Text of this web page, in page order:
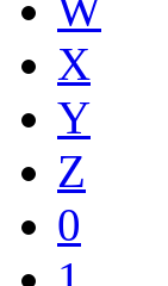
X
Y
Z
0